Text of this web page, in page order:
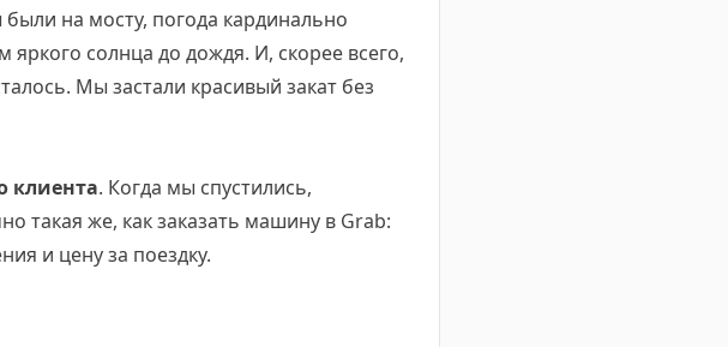
на мосту, погода кардинально
яркого солнца до дождя. И, скорее всего,
Мы застали красивый закат без
клиента. Когда мы спустились,
такая же, как заказать машину в Grab:
и цену за поездку.